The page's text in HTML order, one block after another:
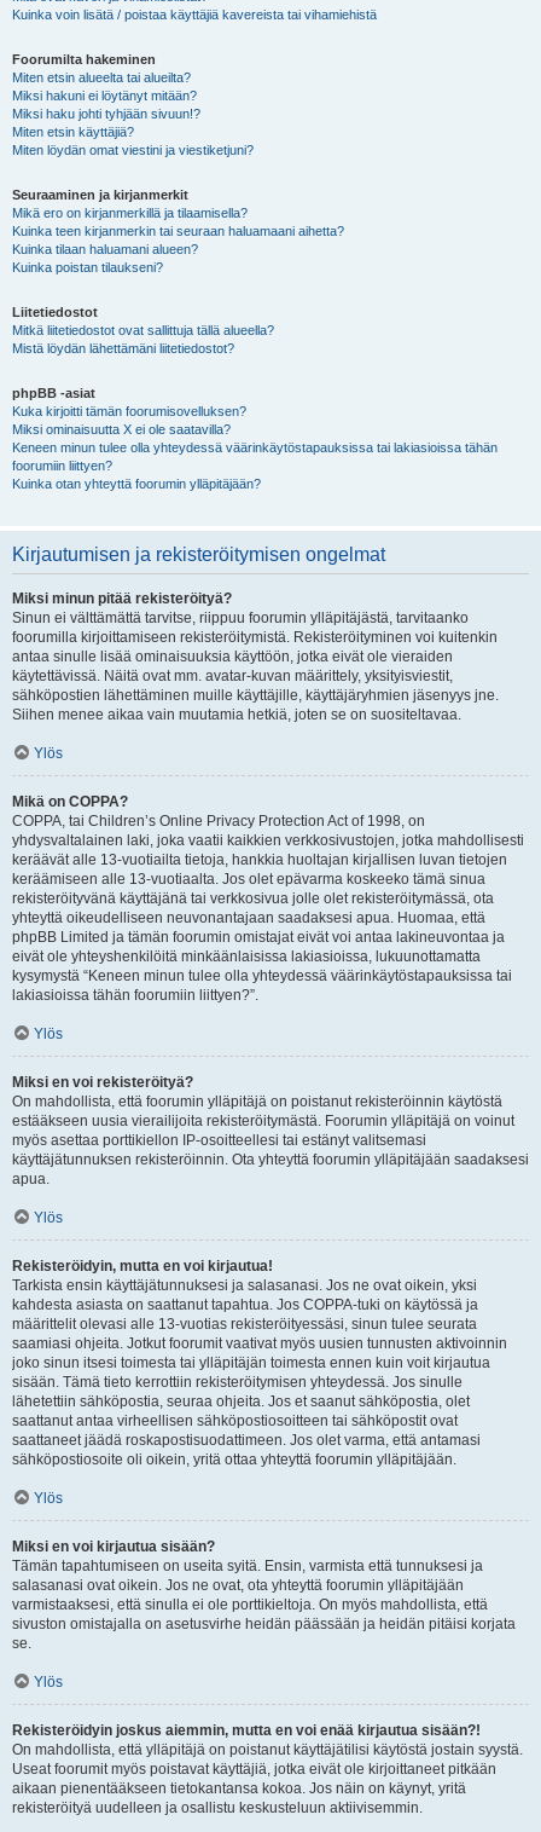
Kuinka voin lisätä / poistaa käyttäjiä kavereista tai vihamiehistä
Foorumilta hakeminen
Miten etsin alueelta tai alueilta?
Miksi hakuni ei löytänyt mitään?
Miksi haku johti tyhjään sivuun!?
Miten etsin käyttäjiä?
Miten löydän omat viestini ja viestiketjuni?
Seuraaminen ja kirjanmerkit
Mikä ero on kirjanmerkillä ja tilaamisella?
Kuinka teen kirjanmerkin tai seuraan haluamaani aihetta?
Kuinka tilaan haluamani alueen?
Kuinka poistan tilaukseni?
Liitetiedostot
Mitkä liitetiedostot ovat sallittuja tällä alueella?
Mistä löydän lähettämäni liitetiedostot?
phpBB -asiat
Kuka kirjoitti tämän foorumisovelluksen?
Miksi ominaisuutta X ei ole saatavilla?
Keneen minun tulee olla yhteydessä väärinkäytöstapauksissa tai lakiasioissa tähän
foorumiin liittyen?
Kuinka otan yhteyttä foorumin ylläpitäjään?
Kirjautumisen ja rekisteröitymisen ongelmat
Miksi minun pitää rekisteröityä?
Sinun ei välttämättä tarvitse, riippuu foorumin ylläpitäjästä, tarvitaanko
foorumilla kirjoittamiseen rekisteröitymistä. Rekisteröityminen voi kuitenkin
antaa sinulle lisää ominaisuuksia käyttöön, jotka eivät ole vieraiden
käytettävissä. Näitä ovat mm. avatar-kuvan määrittely, yksityisviestit,
sähköpostien lähettäminen muille käyttäjille, käyttäjäryhmien jäsenyys jne.
Siihen menee aikaa vain muutamia hetkiä, joten se on suositeltavaa.
Ylös
Mikä on COPPA?
COPPA, tai Children’s Online Privacy Protection Act of 1998, on
yhdysvaltalainen laki, joka vaatii kaikkien verkkosivustojen, jotka mahdollisesti
keräävät alle 13-vuotiailta tietoja, hankkia huoltajan kirjallisen luvan tietojen
keräämiseen alle 13-vuotiaalta. Jos olet epävarma koskeeko tämä sinua
rekisteröityvänä käyttäjänä tai verkkosivua jolle olet rekisteröitymässä, ota
yhteyttä oikeudelliseen neuvonantajaan saadaksesi apua. Huomaa, että
phpBB Limited ja tämän foorumin omistajat eivät voi antaa lakineuvontaa ja
eivät ole yhteyshenkilöitä minkäänlaisissa lakiasioissa, lukuunottamatta
kysymystä “Keneen minun tulee olla yhteydessä väärinkäytöstapauksissa tai
lakiasioissa tähän foorumiin liittyen?”.
Ylös
Miksi en voi rekisteröityä?
On mahdollista, että foorumin ylläpitäjä on poistanut rekisteröinnin käytöstä
estääkseen uusia vierailijoita rekisteröitymästä. Foorumin ylläpitäjä on voinut
myös asettaa porttikiellon IP-osoitteellesi tai estänyt valitsemasi
käyttäjätunnuksen rekisteröinnin. Ota yhteyttä foorumin ylläpitäjään saadaksesi
apua.
Ylös
Rekisteröidyin, mutta en voi kirjautua!
Tarkista ensin käyttäjätunnuksesi ja salasanasi. Jos ne ovat oikein, yksi
kahdesta asiasta on saattanut tapahtua. Jos COPPA-tuki on käytössä ja
määrittelit olevasi alle 13-vuotias rekisteröityessäsi, sinun tulee seurata
saamiasi ohjeita. Jotkut foorumit vaativat myös uusien tunnusten aktivoinnin
joko sinun itsesi toimesta tai ylläpitäjän toimesta ennen kuin voit kirjautua
sisään. Tämä tieto kerrottiin rekisteröitymisen yhteydessä. Jos sinulle
lähetettiin sähköpostia, seuraa ohjeita. Jos et saanut sähköpostia, olet
saattanut antaa virheellisen sähköpostiosoitteen tai sähköpostit ovat
saattaneet jäädä roskapostisuodattimeen. Jos olet varma, että antamasi
sähköpostiosoite oli oikein, yritä ottaa yhteyttä foorumin ylläpitäjään.
Ylös
Miksi en voi kirjautua sisään?
Tämän tapahtumiseen on useita syitä. Ensin, varmista että tunnuksesi ja
salasanasi ovat oikein. Jos ne ovat, ota yhteyttä foorumin ylläpitäjään
varmistaaksesi, että sinulla ei ole porttikieltoja. On myös mahdollista, että
sivuston omistajalla on asetusvirhe heidän päässään ja heidän pitäisi korjata
se.
Ylös
Rekisteröidyin joskus aiemmin, mutta en voi enää kirjautua sisään?!
On mahdollista, että ylläpitäjä on poistanut käyttäjätilisi käytöstä jostain syystä.
Useat foorumit myös poistavat käyttäjiä, jotka eivät ole kirjoittaneet pitkään
aikaan pienentääkseen tietokantansa kokoa. Jos näin on käynyt, yritä
rekisteröityä uudelleen ja osallistu keskusteluun aktiivisemmin.